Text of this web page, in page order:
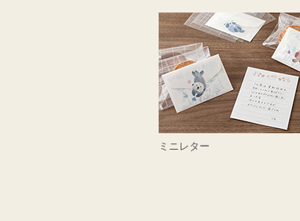
ミニレター